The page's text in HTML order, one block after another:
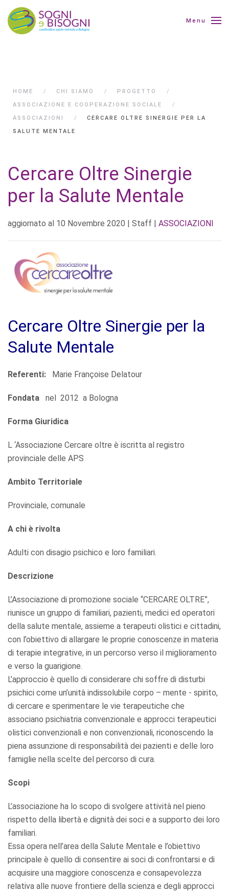
Menu
HOME CHI SIAMO
PROGETTO
ASSOCIAZIONE E COOPERAZIONE SOCIALE
ASSOCIAZIONI
CERCARE OLTRE SINERGIE PER LA
SALUTE MENTALE
Cercare Oltre Sinergie
per la Salute Mentale
aggiornato al 10 Novembre 2020 | Staff | ASSOCIAZIONI
Cercare Oltre Sinergie per la
Salute Mentale
Referenti: Marie Françoise Delatour
Fondata nel 2012 a Bologna
Forma Giuridica
L ‘Associazione Cercare oltre è iscritta al registro
provinciale delle APS
Ambito Territoriale
Provinciale, comunale
A chi è rivolta
Adulti con disagio psichico e loro familiari.
Descrizione
L’Associazione di promozione sociale “CERCARE OLTRE”,
riunisce un gruppo di familiari, pazienti, medici ed operatori
della salute mentale, assieme a terapeuti olistici e cittadini,
con l’obiettivo di allargare le proprie conoscenze in materia
di terapie integrative, in un percorso verso il miglioramento
e verso la guarigione.
L’approccio è quello di considerare chi soffre di disturbi
psichici come un’unità indissolubile corpo – mente - spirito,
di cercare e sperimentare le vie terapeutiche che
associano psichiatria convenzionale e approcci terapeutici
olistici convenzionali e non convenzionali, riconoscendo la
piena assunzione di responsabilità dei pazienti e delle loro
famiglie nella scelte del percorso di cura.
Scopi
L’associazione ha lo scopo di svolgere attività nel pieno
rispetto della libertà e dignità dei soci e a supporto dei loro
familiari.
Essa opera nell’area della Salute Mentale e l’obiettivo
principale è quello di consentire ai soci di confrontarsi e di
acquisire una maggiore conoscenza e consapevolezza
relativa alle nuove frontiere della scienza e degli approcci